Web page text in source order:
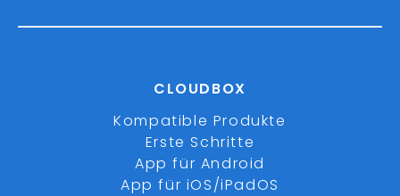
CLOUDBOX
Kompatible Produkte
Erste Schritte
App für Android
App für iOS/iPadOS